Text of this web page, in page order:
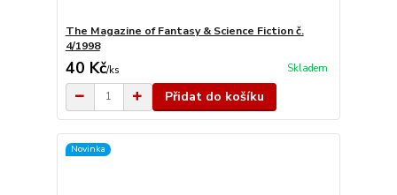
The Magazine of Fantasy & Science Fiction č.
4/1998
40 Kč/ks Skladem
Přidat do košíku
Novinka